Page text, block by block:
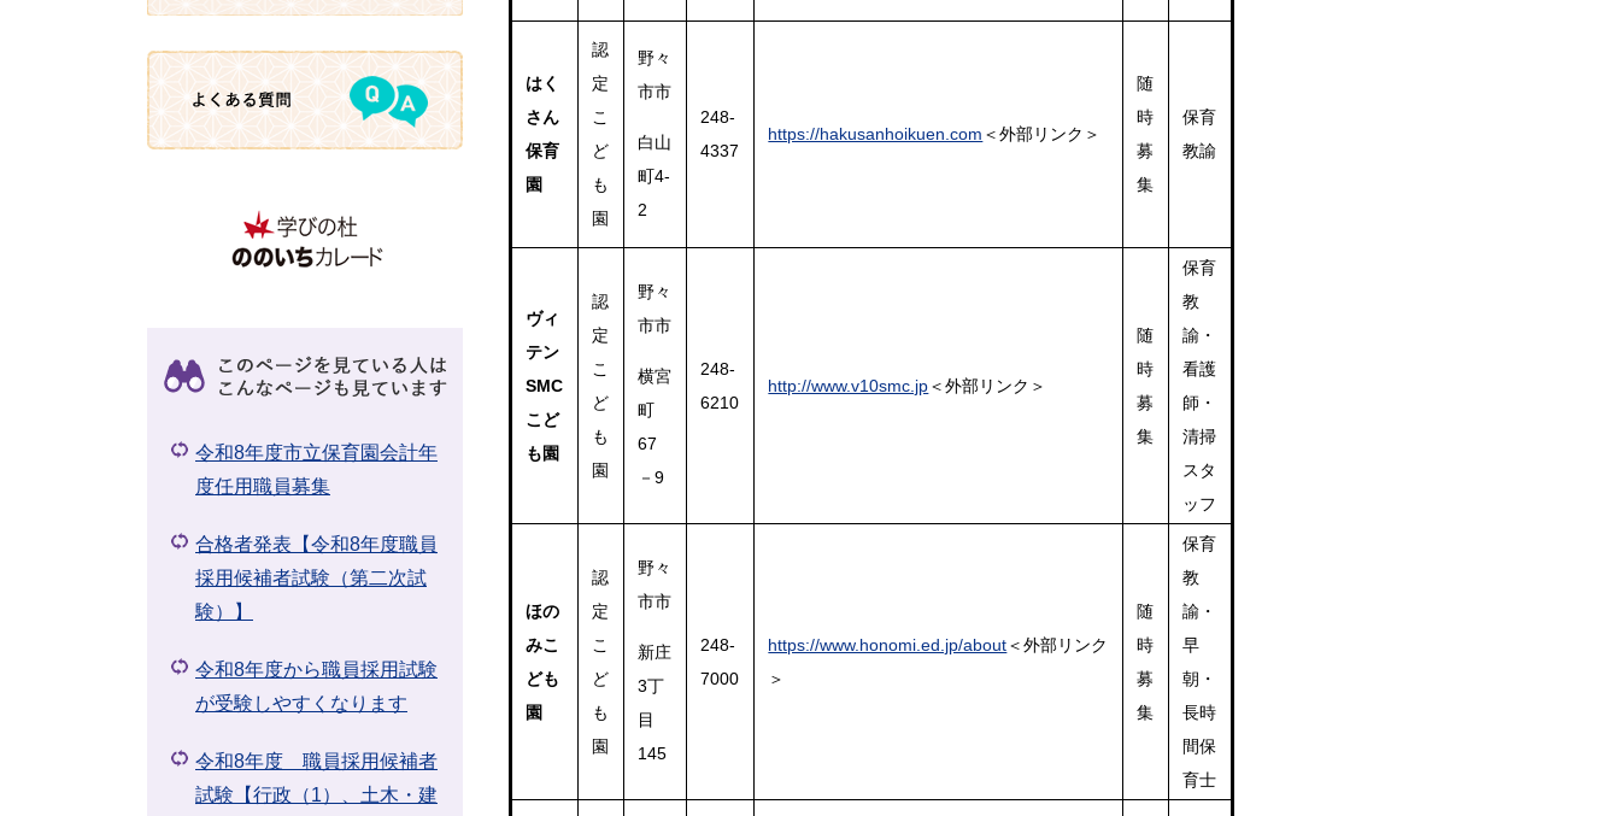
​はく
さん
保育
園
認
定
こ
ど
も
園
野々
市市
白山
町4-
2
248-
4337
https://hakusanhoikuen.com ＜外部リンク＞
随
時
募
集
保育
教諭
ヴィ
テン
SMC
こど
も園
認
定
こ
ど
も
園
野々
市市
横宮
町
67
－9
248-
6210
http://www.v10smc.jp＜外部リンク＞
随
時
募
集
保育
教
諭・
看護
師・
清掃
スタ
ッフ
ほの
みこ
ども
園
認
定
こ
ど
も
園
野々
市市
新庄
3丁
目
145
248-
7000
https://www.honomi.ed.jp/about＜外部リンク
＞
随
時
募
集
保育
教
諭・
早
朝・
長時
間保
育士
令和8年度市立保育園会計年
度任用職員募集
合格者発表【令和8年度職員
採用候補者試験（第二次試
験）】
令和8年度から職員採用試験
が受験しやすくなります
令和8年度 職員採用候補者
試験【行政（1）、土木・建